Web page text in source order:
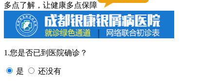
多点了解，让健康多点保障
1.您是否已到医院确诊？
是 还没有